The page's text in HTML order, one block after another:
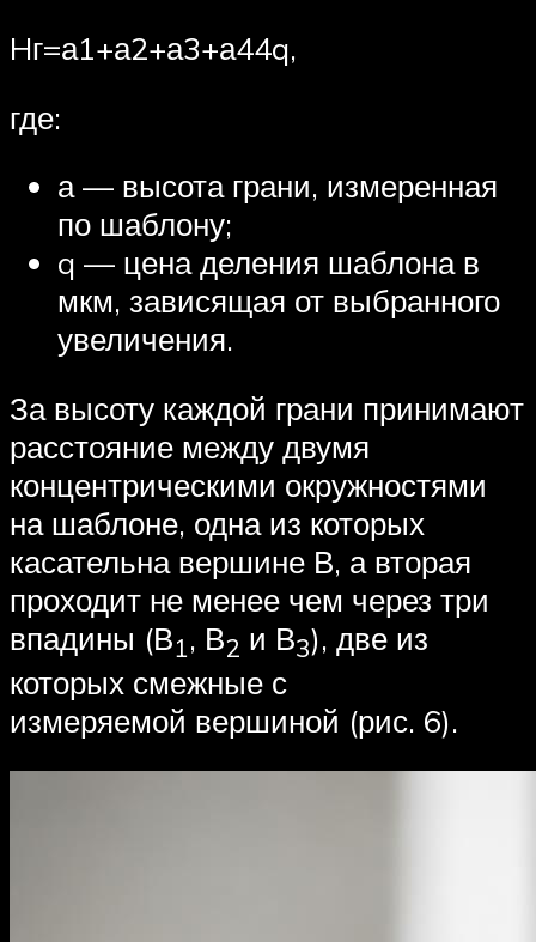
Hг=а1+а2+а3+а44q,
где:
а — высота грани, измеренная
по шаблону;
q — цена деления шаблона в
мкм, зависящая от выбранного
увеличения.
За высоту каждой грани принимают
расстояние между двумя
концентрическими окружностями
на шаблоне, одна из которых
касательна вершине В, а вторая
проходит не менее чем через три
впадины (В1, В2 и В3), две из
которых смежные с
измеряемой вершиной (рис. 6).